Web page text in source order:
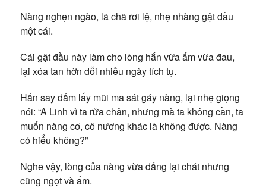
Nàng nghẹn ngào, lã chã rơi lệ, nhẹ nhàng gật đầu
một cái.
Cái gật đầu này làm cho lòng hắn vừa ấm vừa đau,
lại xóa tan hờn dỗi nhiều ngày tích tụ.
Hắn say đắm lấy mũi ma sát gáy nàng, lại nhẹ giọng
nói: “A Linh vì ta rửa chân, nhưng mà ta không cần, ta
muốn nàng cơ, cô nương khác là không được. Nàng
có hiểu không?”
Nghe vậy, lòng của nàng vừa đắng lại chát nhưng
cũng ngọt và ấm.